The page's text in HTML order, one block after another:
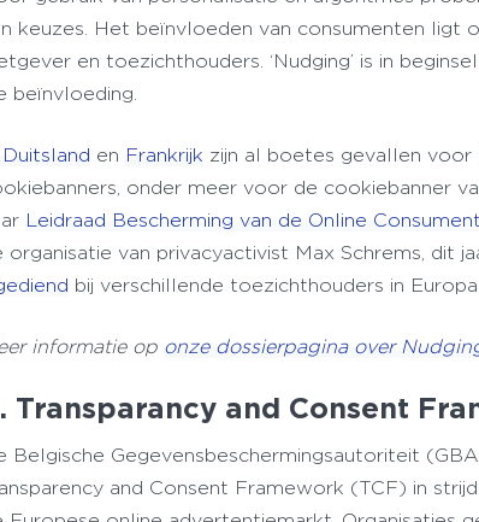
keuzes. Het beïnvloeden van consumenten ligt
en toezichthouders. ‘Nudging’ is in
beïnvloeding.
Duitsland en Frankrijk zijn al boetes gevallen
onder meer voor de cookiebanner
Leidraad Bescherming van de Online Consument
organisatie van privacyactivist Max Schrems, dit
bij verschillende toezichthouders in Europa.
informatie op onze dossierpagina over
Transparancy and Consent
Belgische Gegevensbeschermingsautoriteit
and Consent Framework (TCF) in